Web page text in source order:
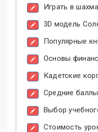
Играть в
3D модель
Популярные
Основы
Кадетские
Средние
Выбор
Стоимость